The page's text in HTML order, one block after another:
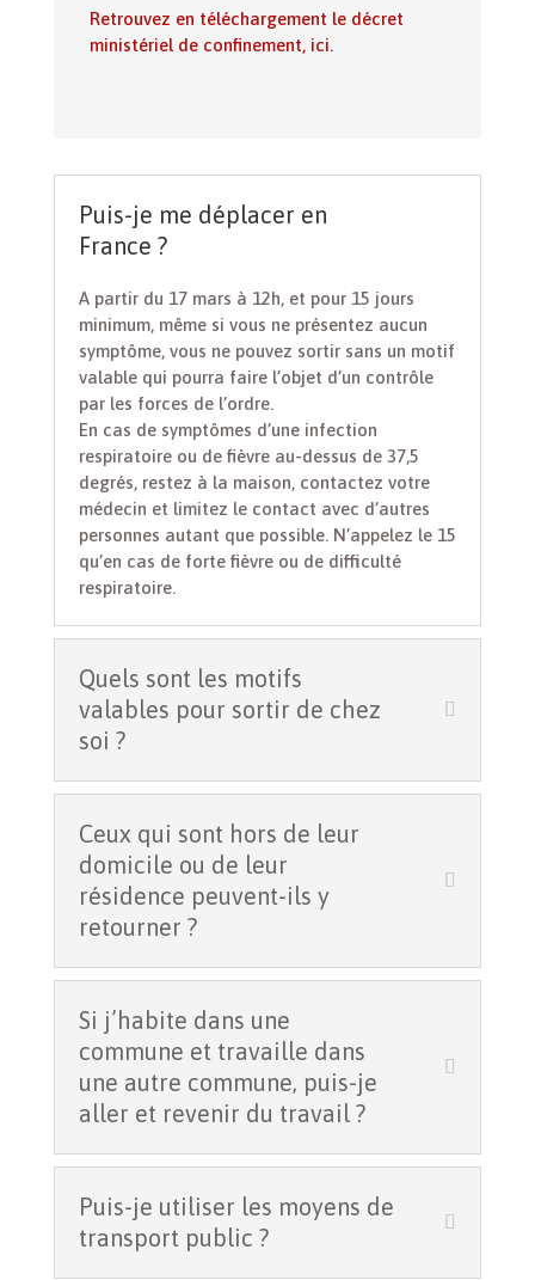
Retrouvez en téléchargement le décret
ministériel de confinement, ici.
Puis-je me déplacer en
France ?
A partir du 17 mars à 12h, et pour 15 jours
minimum, même si vous ne présentez aucun
symptôme, vous ne pouvez sortir sans un motif
valable qui pourra faire l’objet d’un contrôle
par les forces de l’ordre.
En cas de symptômes d’une infection
respiratoire ou de fièvre au-dessus de 37,5
degrés, restez à la maison, contactez votre
médecin et limitez le contact avec d’autres
personnes autant que possible. N’appelez le 15
qu’en cas de forte fièvre ou de difficulté
respiratoire.
Quels sont les motifs
valables pour sortir de chez
soi ?
Ceux qui sont hors de leur
domicile ou de leur
résidence peuvent-ils y
retourner ?
Si j’habite dans une
commune et travaille dans
une autre commune, puis-je
aller et revenir du travail ?
Puis-je utiliser les moyens de
transport public ?